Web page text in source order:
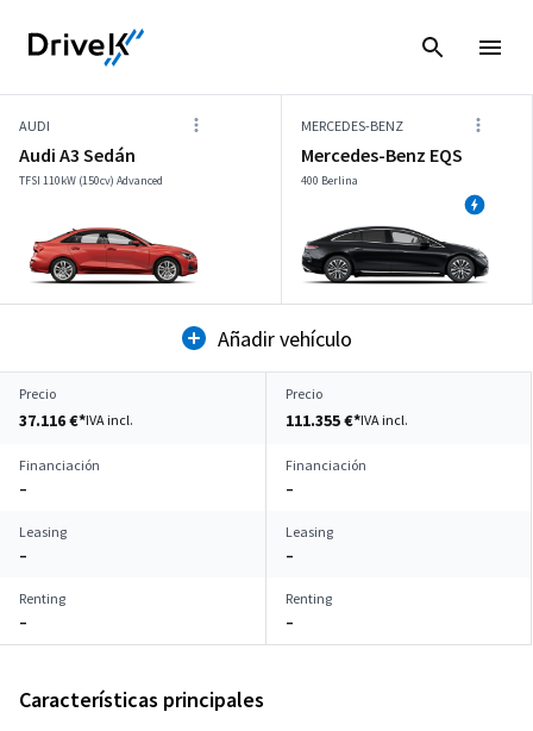
AUDI
Audi A3 Sedán
TFSI 110kW (150cv) Advanced
MERCEDES-BENZ
Mercedes-Benz EQS
400 Berlina
Añadir vehículo
Precio
37.116 €*IVA incl.
Precio
111.355 €*IVA incl.
Financiación
–
Financiación
–
Leasing
–
Leasing
–
Renting
–
Renting
–
Características principales